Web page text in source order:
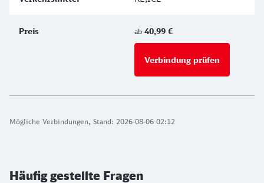
Mögliche Verbindungen, Stand: 2026-08-06 02:12
ab 40,99 €
Verbindung prüfen
Häufig gestellte Fragen